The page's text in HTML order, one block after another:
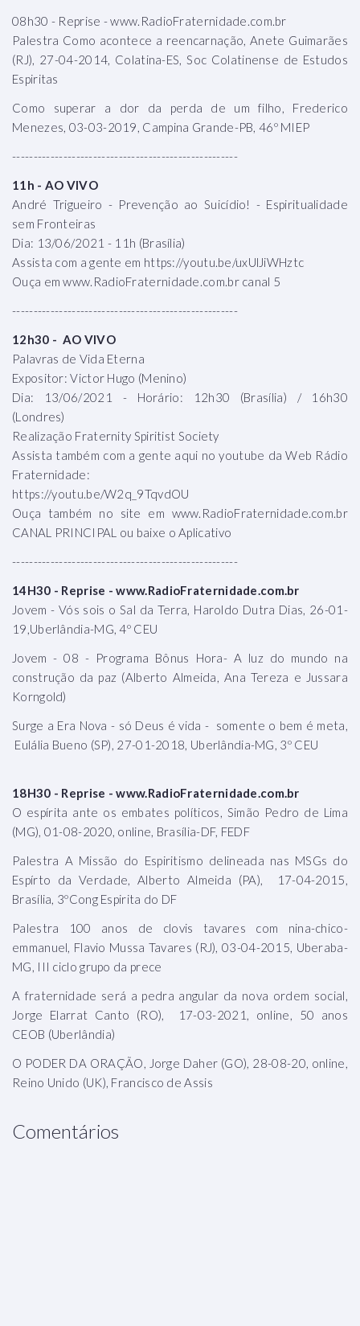
08h30 - Reprise - www.RadioFraternidade.com.br
Palestra Como acontece a reencarnação, Anete Guimarães
(RJ), 27-04-2014, Colatina-ES, Soc Colatinense de Estudos
Espiritas
Como superar a dor da perda de um filho, Frederico
Menezes, 03-03-2019, Campina Grande-PB, 46º MIEP
-----------------------------------------------------
11h - AO VIVO
André Trigueiro - Prevenção ao Suicídio! - Espiritualidade
sem Fronteiras
Dia: 13/06/2021 - 11h (Brasília)
Assista com a gente em https://youtu.be/uxUlJiWHztc
Ouça em www.RadioFraternidade.com.br canal 5
-----------------------------------------------------
12h30 - AO VIVO
Palavras de Vida Eterna
Expositor: Victor Hugo (Menino)
Dia: 13/06/2021 - Horário: 12h30 (Brasília) / 16h30
(Londres)
Realização Fraternity Spiritist Society
Assista também com a gente aqui no youtube da Web Rádio
Fraternidade:
https://youtu.be/W2q_9TqvdOU
Ouça também no site em www.RadioFraternidade.com.br
CANAL PRINCIPAL ou baixe o Aplicativo
-----------------------------------------------------
14H30 - Reprise - www.RadioFraternidade.com.br
Jovem - Vós sois o Sal da Terra, Haroldo Dutra Dias, 26-01-
19,Uberlândia-MG, 4º CEU
Jovem - 08 - Programa Bônus Hora- A luz do mundo na
construção da paz (Alberto Almeida, Ana Tereza e Jussara
Korngold)
Surge a Era Nova - só Deus é vida - somente o bem é meta,
Eulália Bueno (SP), 27-01-2018, Uberlândia-MG, 3º CEU
18H30 - Reprise - www.RadioFraternidade.com.br
O espírita ante os embates políticos, Simão Pedro de Lima
(MG), 01-08-2020, online, Brasília-DF, FEDF
Palestra A Missão do Espiritismo delineada nas MSGs do
Espírto da Verdade, Alberto Almeida (PA), 17-04-2015,
Brasília, 3ºCong Espirita do DF
Palestra 100 anos de clovis tavares com nina-chico-
emmanuel, Flavio Mussa Tavares (RJ), 03-04-2015, Uberaba-
MG, III ciclo grupo da prece
A fraternidade será a pedra angular da nova ordem social,
Jorge Elarrat Canto (RO), 17-03-2021, online, 50 anos
CEOB (Uberlândia)
O PODER DA ORAÇÃO, Jorge Daher (GO), 28-08-20, online,
Reino Unido (UK), Francisco de Assis
Comentários